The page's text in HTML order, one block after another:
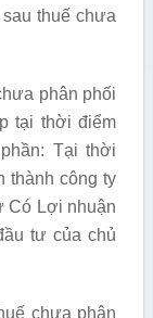
thuế chưa
phân phối
tại thời điểm
Tại thời
thành công ty
Có Lợi nhuận
tư của chủ
chưa phân